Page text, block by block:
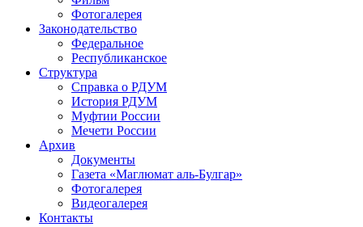
Фотогалерея
Законодательство
Федеральное
Республиканское
Структура
Справка о РДУМ
История РДУМ
Муфтии России
Мечети России
Архив
Документы
Газета «Маглюмат аль-Булгар»
Фотогалерея
Видеогалерея
Контакты